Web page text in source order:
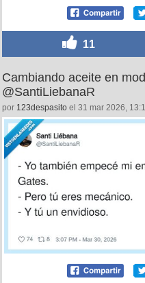
11
Cambiando aceite en
@SantiLiebanaR
por 123despasito el 31 mar 2026,